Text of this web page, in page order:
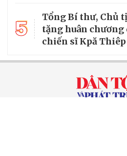
5
Tổng Bí thư, Chủ
tặng huân chương
chiến sĩ Kpă Thiêp